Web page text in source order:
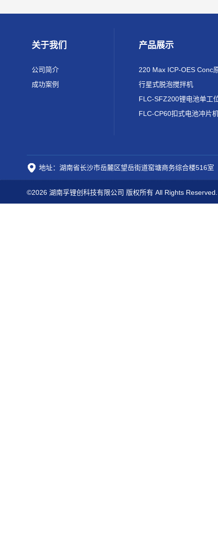
关于我们
公司简介
成功案例
产品展示
行星式脱泡搅拌机
FLC-CP60扣式电池冲片
地址：湖南省长沙市岳麓区望岳街道窑塘商务综合楼516室
©2026 湖南孚锂创科技有限公司 版权所有 All Rights